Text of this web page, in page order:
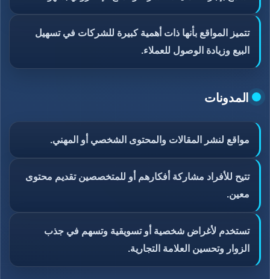
تتميز المواقع بأنها ذات أهمية كبيرة للشركات في تسهيل
البيع وزيادة الوصول للعملاء.
المدونات
مواقع لنشر المقالات والمحتوى الشخصي أو المهني.
تتيح للأفراد مشاركة أفكارهم أو للمتخصصين تقديم محتوى
معين.
تستخدم لأغراض شخصية أو تسويقية وتسهم في جذب
الزوار وتحسين العلامة التجارية.